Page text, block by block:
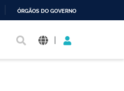
ÓRGÃOS DO GOVERNO
|